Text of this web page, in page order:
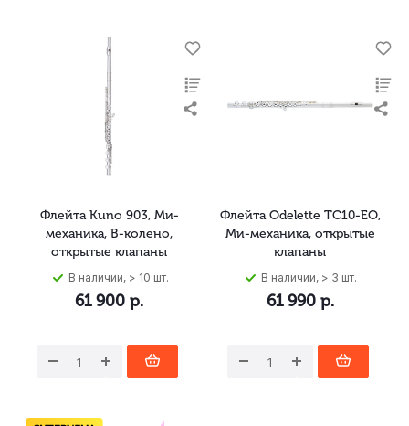
Флейта Kuno 903, Ми-
механика, B-колено,
открытые клапаны
В наличии, > 10 шт.
61 900 р.
Флейта Odelette TC10-EO,
Ми-механика, открытые
клапаны
В наличии, > 3 шт.
61 990р.